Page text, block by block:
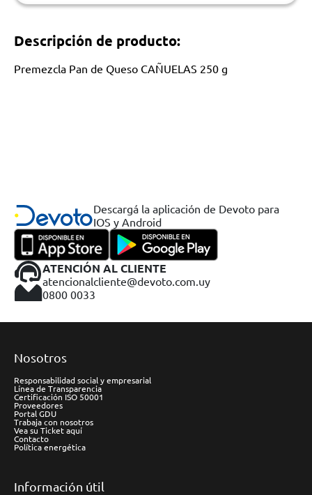
Descripción de producto:
Premezcla Pan de Queso CAÑUELAS 250 g
Descargá la aplicación de Devoto para
IOS y Android
ATENCIÓN AL CLIENTE
atencionalcliente@devoto.com.uy
0800 0033
Nosotros
Responsabilidad social y empresarial
Línea de Transparencia
Certificación ISO 50001
Proveedores
Portal GDU
Trabaja con nosotros
Vea su Ticket aquí
Contacto
Política energética
Información útil